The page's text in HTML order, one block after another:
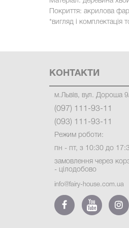
Покриття: акрилова
*вигляд і комплектація
КОНТАКТИ
м.Львів, вул. Дороша
(097) 111-93-11
(093) 111-93-11
Режим роботи:
пн - пт, з 10:30 до
замовлення через
- цілодобово
info@fairy-house.com.ua